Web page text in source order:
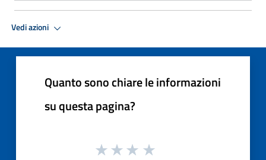
Vedi azioni
Quanto sono chiare le informazioni
su questa pagina?